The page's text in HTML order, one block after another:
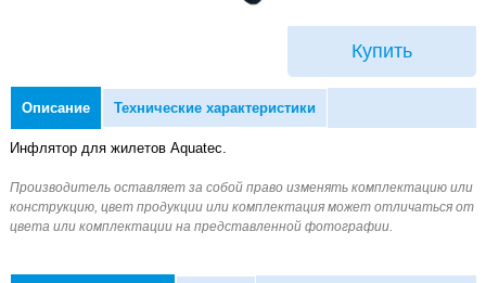
Купить
Описание Технические характеристики
Инфлятор для жилетов Aquatec.